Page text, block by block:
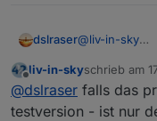
dslraser@liv-in-sky
Es ist immer
WLAN
Offline
liv-in-skyschrieb am
zuletzt
@dslraser falls das
testversion - ist nur